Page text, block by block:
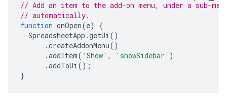
// Add an item to the add-on menu, under a sub-
// automatically.
function onOpen(e)
{
SpreadsheetApp .getUi()
.createAddonMenu()
.addItem( 'Show' , 'showSidebar' )
.addToUi();
}